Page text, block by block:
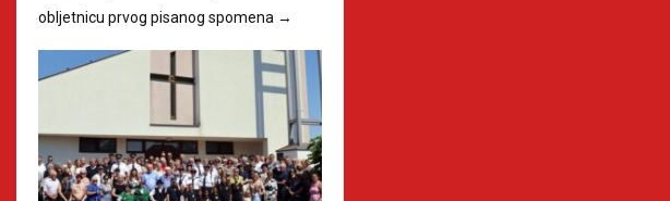
obljetnicu prvog pisanog spomena →